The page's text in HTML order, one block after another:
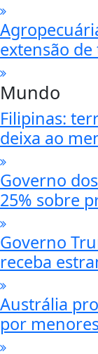
extensão
Mundo
Filipinas:
deixa ao
Governo
25% sobre
Governo
receba
Austrália
por